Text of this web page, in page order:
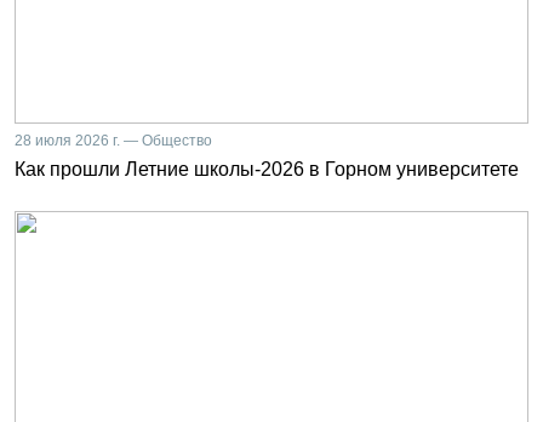
28 июля 2026 г. — Общество
Как прошли Летние школы-2026 в Горном университете